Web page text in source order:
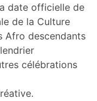
date officielle de
de la Culture
Afro descendants
célébrations